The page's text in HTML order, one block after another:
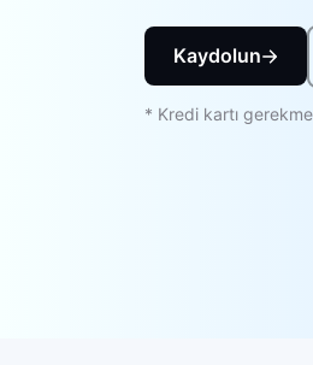
Kaydolun
* Kredi kartı